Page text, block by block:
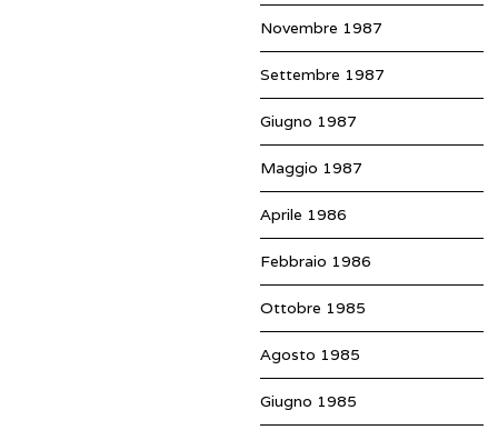
Novembre 1987
Settembre 1987
Giugno 1987
Maggio 1987
Aprile 1986
Febbraio 1986
Ottobre 1985
Agosto 1985
Giugno 1985